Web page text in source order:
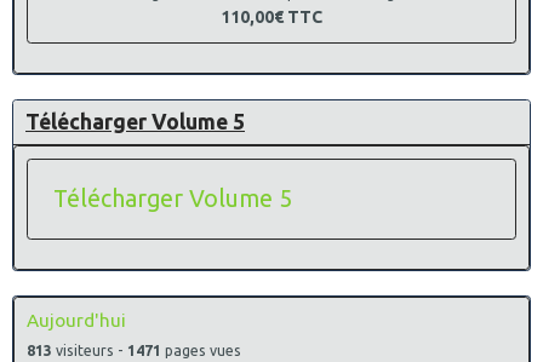
110,00€ TTC
Télécharger Volume 5
Télécharger Volume 5
Aujourd'hui
813 visiteurs - 1471 pages vues